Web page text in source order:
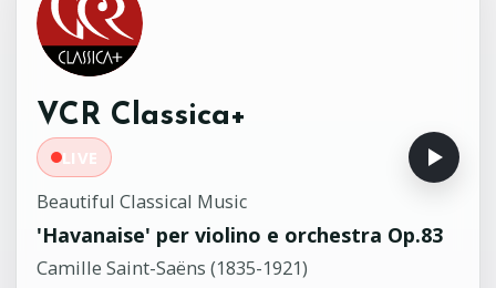
Philharmonic Orchestra - Charles
Olivieri-Munroe, direttore
17:41
Sonata per pianoforte in si
bemolle Maggiore No.13 KV333
András Schiff, pianoforte
VCR Classica+
LIVE
Beautiful Classical Music
'Havanaise' per violino e orchestra Op.83
Camille Saint-Saëns (1835-1921)